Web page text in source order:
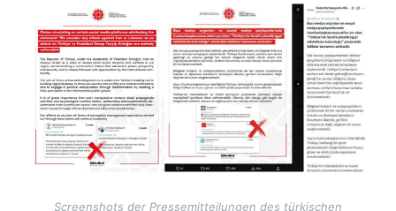
Screenshots der Pressemitteilungen des türkischen